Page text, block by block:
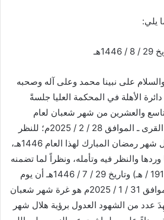
يلي:
على نبينا محمد وعلى آله وصحبه
الأهلة في المحكمة العليا جلسةً
والعشرين من شهر شعبان لعام
1446هـ ـ حسب تقويم أم القرى ـ الموافق 28 / 2 / 2025م؛ للنظر
فيما يردها حول ترائي هلال شهر رمضان المبارك لهذا العام 1446هـ،
والنظر فيه وتأمله، ونظراً لما تضمنه
قرار المحكمة العليا رقم (191 / هـ) وتاريخ 29 / 7 / 1446هـ أن يوم
الجمعة 1 / 8 / 1446هـ الموافق 31 / 1 / 2025م هو غرة شهر شعبان
قد شهِدَ عدد من الشهود العدول برؤية هلال شهر